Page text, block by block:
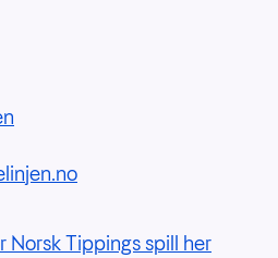
Norsk Tippings spill her